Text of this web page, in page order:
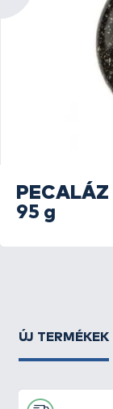
PECALÁZ
95 g
ÚJ TERMÉKEK